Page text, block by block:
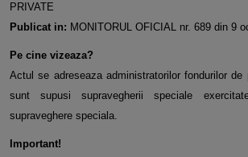
PRIVATE
Publicat in: MONITORUL OFICIAL nr. 689 din 9
Pe cine vizeaza?
Actul se adreseaza administratorilor fondurilor
sunt supusi supravegherii speciale
supraveghere speciala.
Important!